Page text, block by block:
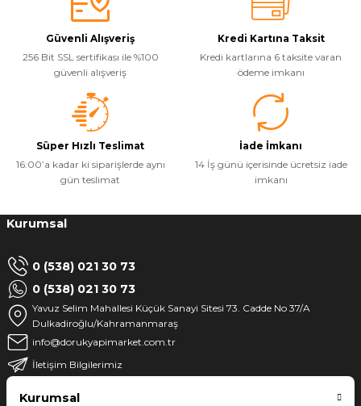
Güvenli Alışveriş
256 Bit SSL sertifikası ile %100
güvenli alışveriş
Kredi Kartına Taksit
Kredi kartlarına 6 taksite varan
ödeme imkanı
Süper Hızlı Teslimat
16:00’a kadar ki siparişlerde aynı
gün teslimat
İade İmkanı
14 İş günü içerisinde ücretsiz iade
imkanı
Kurumsal
0 (538) 021 30 73
0 (538) 021 30 73
Yavuz Selim Mahallesi Küçük Sanayi Sitesi 73. Cadde No 37/A
Dulkadiroğlu/Kahramanmaraş
info@dorukyapimarket.com.tr
İletişim Bilgilerimiz
Kurumsal